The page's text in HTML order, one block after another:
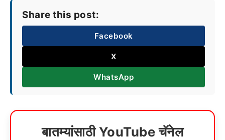
Share this post:
Facebook
X
WhatsApp
बातम्यांसाठी YouTube चॅनेल